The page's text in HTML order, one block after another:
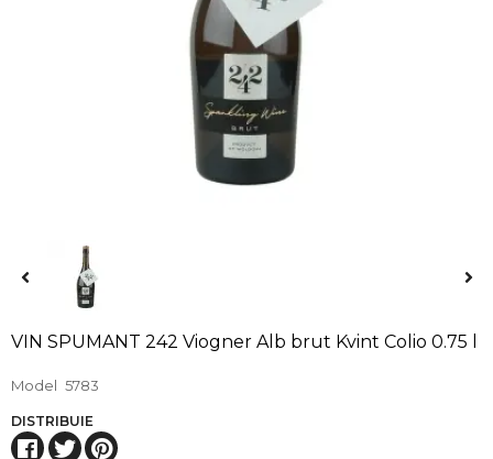
VIN SPUMANT 242 Viogner Alb brut Kvint Colio 0.75 l
Model 5783
DISTRIBUIE